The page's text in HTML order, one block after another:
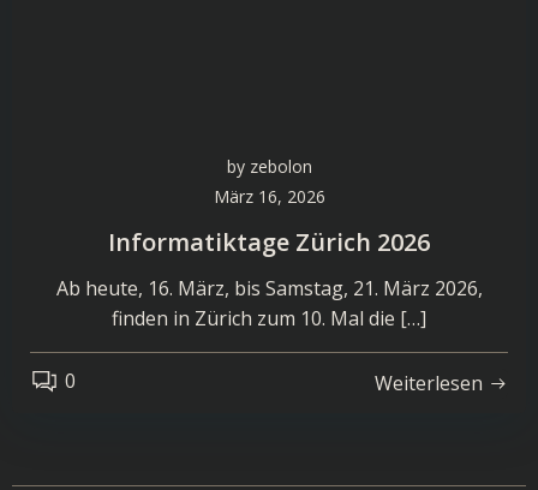
by zebolon
März 16, 2026
Informatiktage Zürich 2026
Ab heute, 16. März, bis Samstag, 21. März 2026,
finden in Zürich zum 10. Mal die […]
0 Weiterlesen